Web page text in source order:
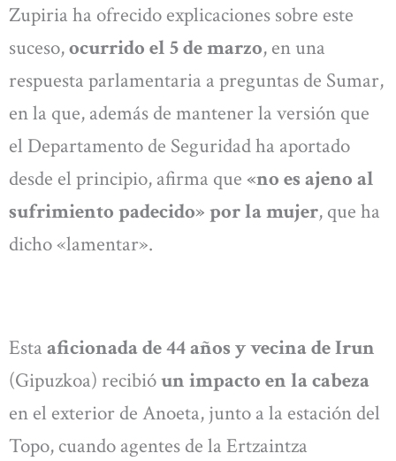
Zupiria ha ofrecido explicaciones sobre este
suceso,ocurrido el 5 de marzo, en una
respuesta parlamentaria a preguntas de Sumar,
en la que, además de mantener la versión que
el Departamento de Seguridad ha aportado
desde el principio, afirma que «no es ajeno al
sufrimiento padecido» por la mujer, que ha
dicho «lamentar».
Esta aficionada de 44 años y vecina de Irun
(Gipuzkoa) recibióun impacto en la cabeza
en el exterior de Anoeta, junto a la estación del
Topo, cuando agentes de la Ertzaintza